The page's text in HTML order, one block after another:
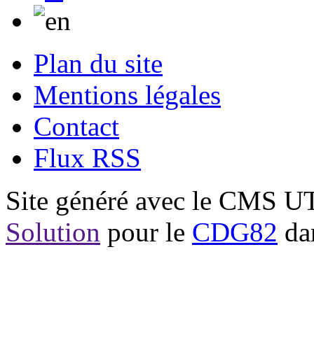
Plan du site
Mentions légales
Contact
Flux RSS
Site généré avec le CMS
Solution pour le CDG82